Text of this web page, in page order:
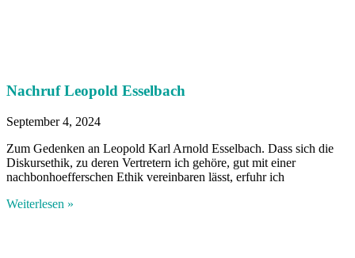
Nachruf Leopold Esselbach
September 4, 2024
Zum Gedenken an Leopold Karl Arnold Esselbach. Dass sich die
Diskursethik, zu deren Vertretern ich gehöre, gut mit einer
nachbonhoefferschen Ethik vereinbaren lässt, erfuhr ich
Weiterlesen »